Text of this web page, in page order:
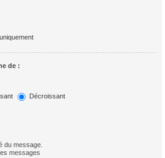
de :
Décroissant
du message.
messages